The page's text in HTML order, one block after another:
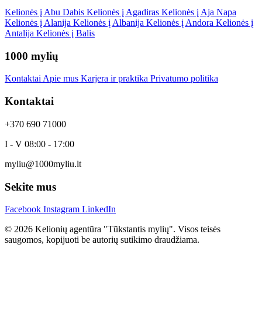
Kelionės į Abu Dabis Kelionės į Agadiras Kelionės į Aja Napa
Kelionės į Alanija Kelionės į Albanija Kelionės į Andora Kelionės į
Antalija Kelionės į Balis
1000 mylių
Kontaktai Apie mus Karjera ir praktika Privatumo politika
Kontaktai
+370 690 71000
I - V 08:00 - 17:00
myliu@1000myliu.lt
Sekite mus
Facebook Instagram LinkedIn
© 2026 Kelionių agentūra "Tūkstantis mylių". Visos teisės
saugomos, kopijuoti be autorių sutikimo draudžiama.